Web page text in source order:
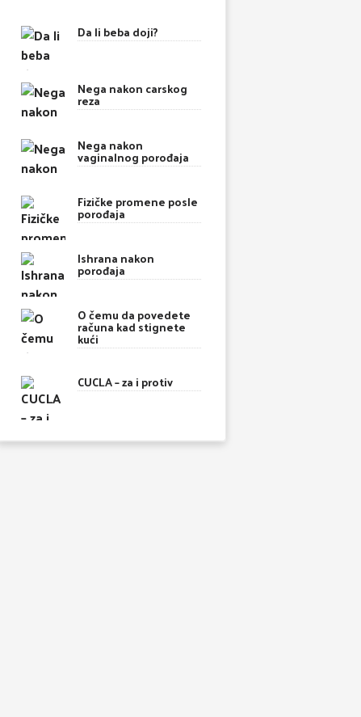
Da li beba doji?
Nega nakon carskog
reza
Nega nakon
vaginalnog porođaja
Fizičke promene posle
porođaja
Ishrana nakon
porođaja
O čemu da povedete
računa kad stignete
kući
CUCLA – za i protiv